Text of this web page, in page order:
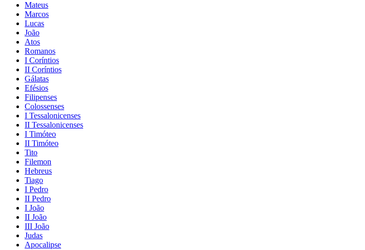
Mateus
Marcos
Lucas
João
Atos
Romanos
I Coríntios
II Coríntios
Gálatas
Efésios
Filipenses
Colossenses
I Tessalonicenses
II Tessalonicenses
I Timóteo
II Timóteo
Tito
Filemon
Hebreus
Tiago
I Pedro
II Pedro
I João
II João
III João
Judas
Apocalipse